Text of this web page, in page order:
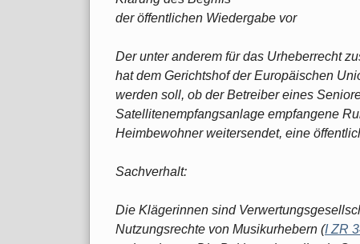
der öffentlichen Wiedergabe vor
Der unter anderem für das Urheberrecht
hat dem Gerichtshof der Europäischen
werden soll, ob der Betreiber eines
Satellitenempfangsanlage empfangene
Heimbewohner weitersendet, eine
Sachverhalt:
Die Klägerinnen sind
Nutzungsrechte von Musikurhebern (I ZR